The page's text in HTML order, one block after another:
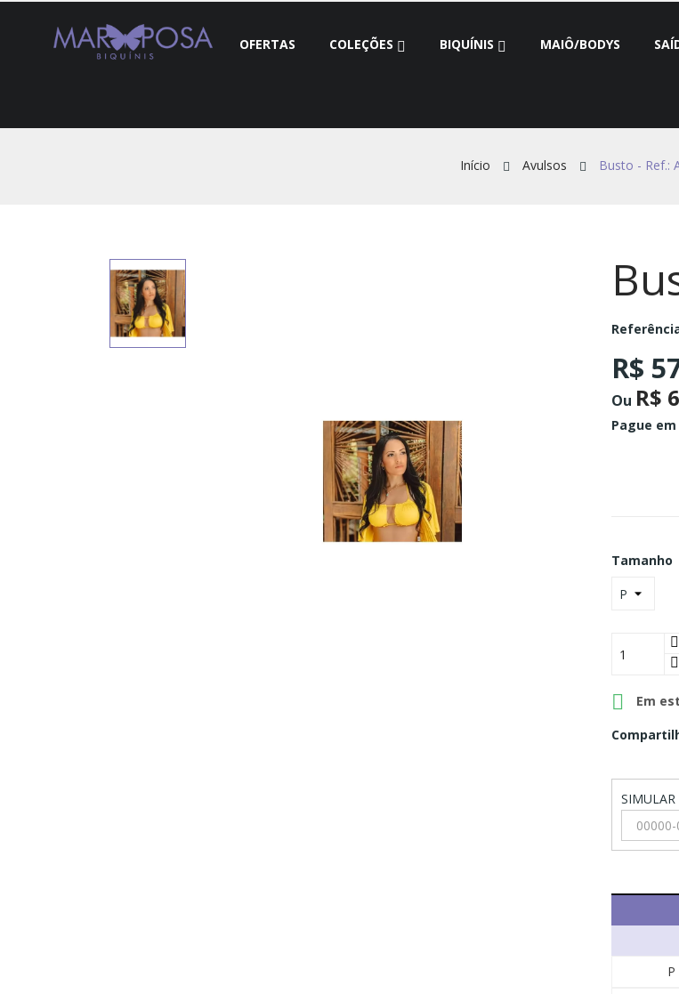
OFERTAS COLEÇÕES BIQUÍNIS MAIÔ/BODYS
Início Avulsos Busto - Ref.:
R$
Ou R$
Pague em
Tamanho
 Em
SIMULAR
P